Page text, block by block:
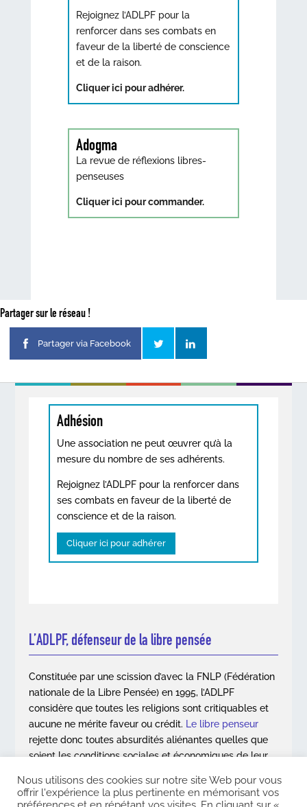
Rejoignez l’ADLPF pour la
renforcer dans ses combats en
faveur de la liberté de conscience
et de la raison.
Cliquer ici pour adhérer.
Adogma
La revue de réflexions libres-
penseuses
Cliquer ici pour commander.
Partager sur le réseau !
Partager via Facebook
Adhésion
Une association ne peut œuvrer qu’à la
mesure du nombre de ses adhérents.
Rejoignez l’ADLPF pour la renforcer dans
ses combats en faveur de la liberté de
conscience et de la raison.
Cliquer ici pour adhérer
L’ADLPF, défenseur de la libre pensée
Constituée par une scission d’avec la FNLP (Fédération
nationale de la Libre Pensée) en 1995, l’ADLPF
considère que toutes les religions sont critiquables et
aucune ne mérite faveur ou crédit. Le libre penseur
rejette donc toutes absurdités aliénantes quelles que
soient les conditions sociales et économiques de leur
En savoir plus
Nous utilisons des cookies sur notre site Web pour vous
offrir l'expérience la plus pertinente en mémorisant vos
préférences et en répétant vos visites. En cliquant sur «